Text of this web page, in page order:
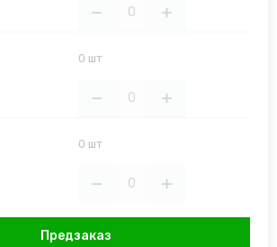
0 шт
0 шт
Предзаказ